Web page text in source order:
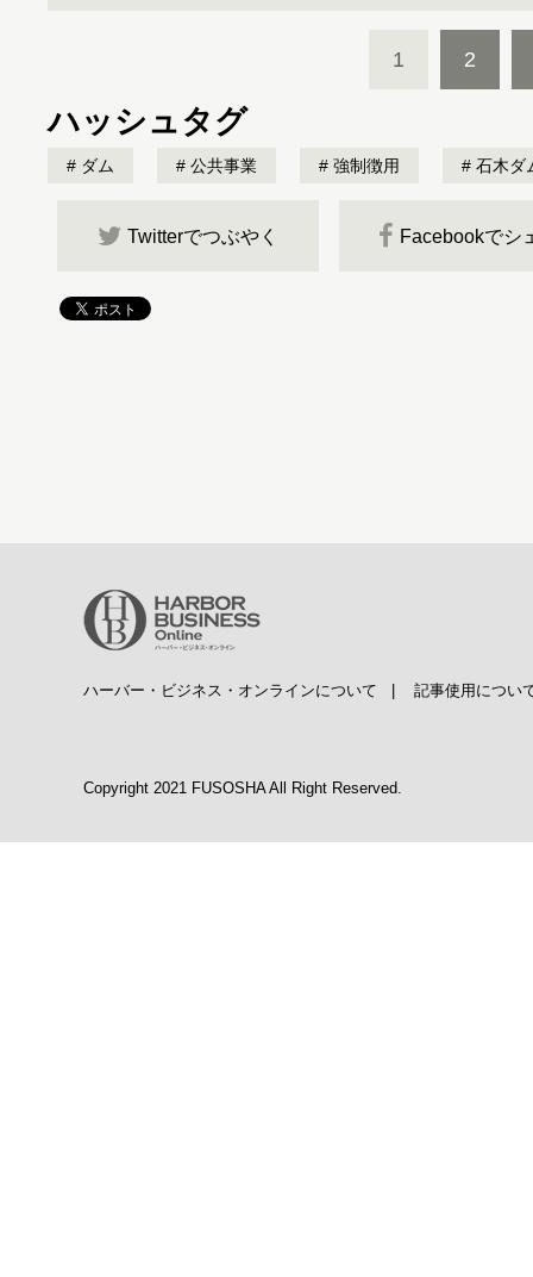
1 2
ハッシュタグ
ダム 公共事業 強制徴用 石木ダ
Twitterでつぶやく Facebookでシ
ハーバー・ビジネス・オンラインについて 記事使用につい
Copyright 2021 FUSOSHA All Right Reserved.